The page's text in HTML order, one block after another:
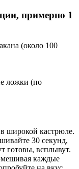
примерно 1
(около 100
ложки (по
широкой кастрюле.
30 секунд,
готовы, всплывут.
каждые